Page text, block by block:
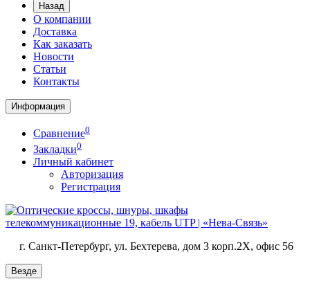
Назад
О компании
Доставка
Как заказать
Новости
Статьи
Контакты
Информация
Сравнение0
Закладки0
Личный кабинет
Авторизация
Регистрация
г. Санкт-Петербург, ул. Бехтерева, дом 3 корп.2X, офис 56
Везде